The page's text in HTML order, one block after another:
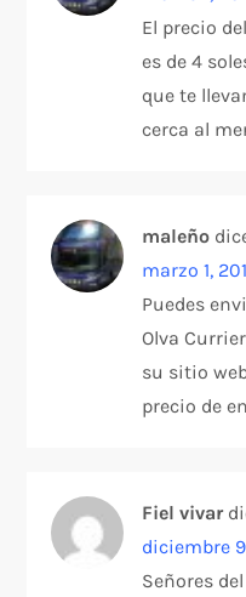
El precio
es de 4
que te
cerca al
maleño
marzo 1,
Puedes
Olva
su sitio
precio de
Fiel vivar
diciembre
Señores